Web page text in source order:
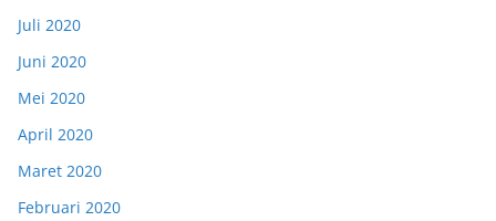
Juli 2020
Juni 2020
Mei 2020
April 2020
Maret 2020
Februari 2020